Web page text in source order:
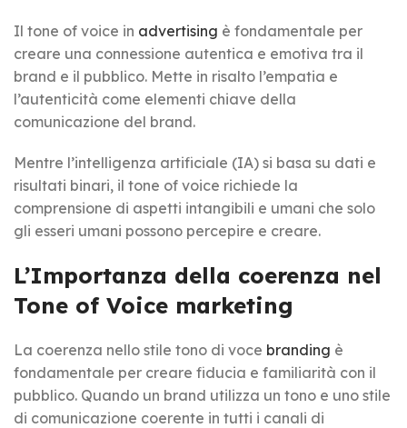
Il tone of voice in advertising è fondamentale per
creare una connessione autentica e emotiva tra il
brand e il pubblico. Mette in risalto l’empatia e
l’autenticità come elementi chiave della
comunicazione del brand.
Mentre l’intelligenza artificiale (IA) si basa su dati e
risultati binari, il tone of voice richiede la
comprensione di aspetti intangibili e umani che solo
gli esseri umani possono percepire e creare.
L’Importanza della coerenza nel
Tone of Voice marketing
La coerenza nello stile tono di voce branding è
fondamentale per creare fiducia e familiarità con il
pubblico. Quando un brand utilizza un tono e uno stile
di comunicazione coerente in tutti i canali di